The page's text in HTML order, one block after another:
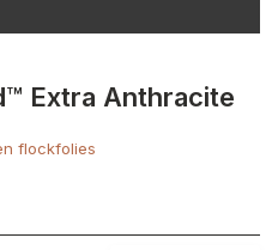
Extra Anthracite
flockfolies